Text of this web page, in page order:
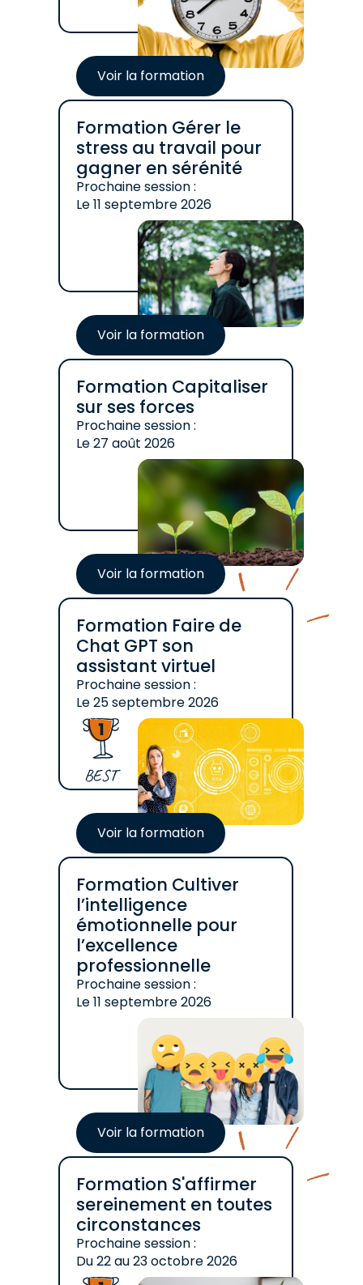
Voir la formation
Formation Gérer le
stress au travail pour
gagner en sérénité
Prochaine session :
Le11 septembre 2026
Voir la formation
Formation Capitaliser
sur ses forces
Prochaine session :
Le27 août 2026
Voir la formation
Formation Faire de
Chat GPT son
assistant virtuel
BEST
Prochaine session :
Le25 septembre 2026
Voir la formation
Formation Cultiver
l’intelligence
émotionnelle pour
l’excellence
professionnelle
Prochaine session :
Le11 septembre 2026
Voir la formation
Formation S'affirmer
sereinement en toutes
circonstances
Prochaine session :
Du22au23 octobre 2026